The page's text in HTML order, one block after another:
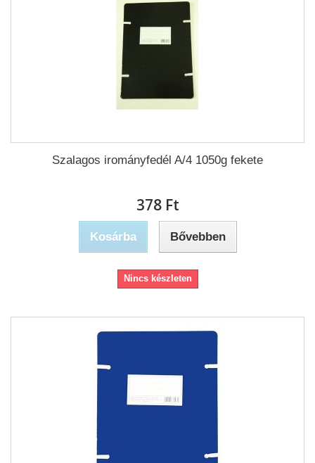
Szalagos irományfedél A/4 1050g fekete
378 Ft‎
Kosárba Bővebben
Nincs készleten